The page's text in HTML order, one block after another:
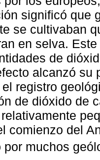
significó que
se cultivaban
en selva.
de
alcanzó su
registro
de dióxido de
comienzo del
por muchos